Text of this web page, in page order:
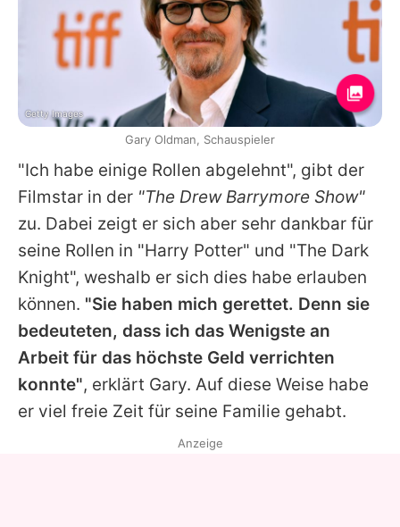
"Ich habe einige Rollen abgelehnt", gibt der
Filmstar in der "The Drew Barrymore Show"
zu. Dabei zeigt er sich aber sehr dankbar für
seine Rollen in "Harry Potter" und "The Dark
Knight", weshalb er sich dies habe erlauben
können. "Sie haben mich gerettet. Denn sie
bedeuteten, dass ich das Wenigste an
Arbeit für das höchste Geld verrichten
konnte", erklärt Gary. Auf diese Weise habe
er viel freie Zeit für seine Familie gehabt.
Getty Images
Gary Oldman, Schauspieler
Anzeige